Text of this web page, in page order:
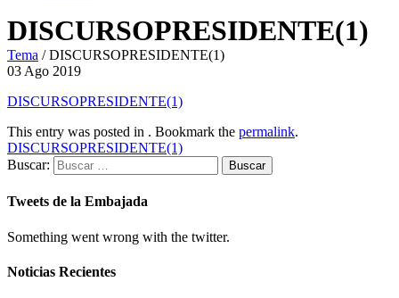
DISCURSOPRESIDENTE(1)
Tema /DISCURSOPRESIDENTE(1)
03 Ago 2019
DISCURSOPRESIDENTE(1)
This entry was posted in . Bookmark the permalink.
DISCURSOPRESIDENTE(1)
Buscar:
Tweets de la Embajada
Something went wrong with the twitter.
Noticias Recientes